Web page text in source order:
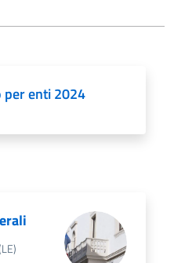
enti 2024